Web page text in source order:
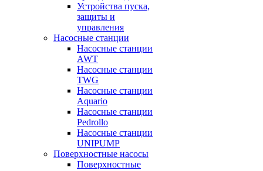
Устройства пуска,
защиты и
управления
Насосные станции
Насосные станции
AWT
Насосные станции
TWG
Насосные станции
Aquario
Насосные станции
Pedrollo
Насосные станции
UNIPUMP
Поверхностные насосы
Поверхностные